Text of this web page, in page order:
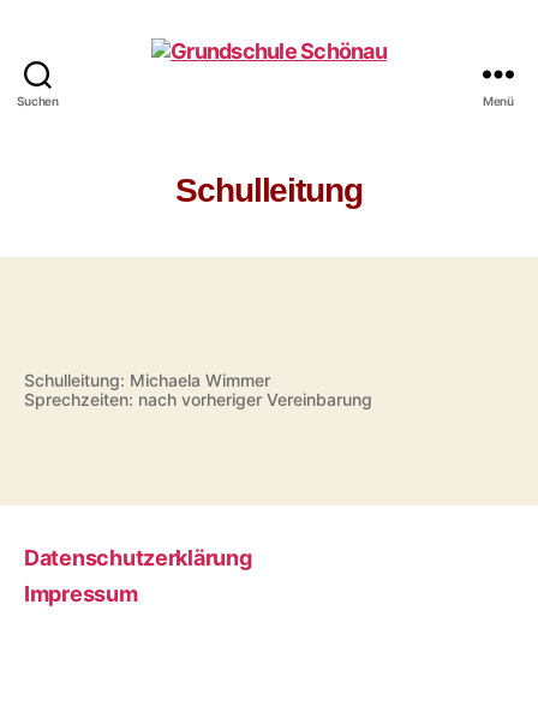
Suchen Menü
Schulleitung
Schulleitung: Michaela Wimmer
Sprechzeiten: nach vorheriger Vereinbarung
Datenschutzerklärung
Impressum